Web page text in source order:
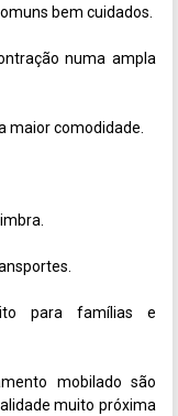
bem cuidados.
numa ampla
maior comodidade.
para famílias e
mobilado são
muito próxima